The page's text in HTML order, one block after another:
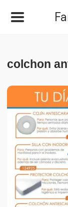
colchon